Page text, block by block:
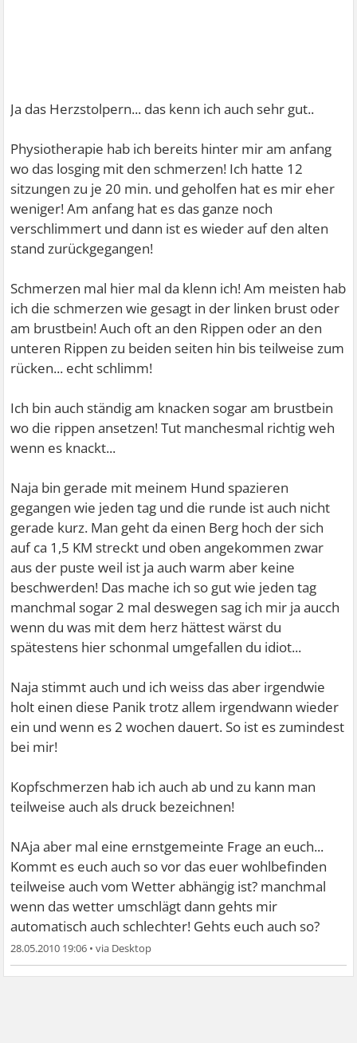
Ja das Herzstolpern... das kenn ich auch sehr gut..
Physiotherapie hab ich bereits hinter mir am anfang
wo das losging mit den schmerzen! Ich hatte 12
sitzungen zu je 20 min. und geholfen hat es mir eher
weniger! Am anfang hat es das ganze noch
verschlimmert und dann ist es wieder auf den alten
stand zurückgegangen!
Schmerzen mal hier mal da klenn ich! Am meisten hab
ich die schmerzen wie gesagt in der linken brust oder
am brustbein! Auch oft an den Rippen oder an den
unteren Rippen zu beiden seiten hin bis teilweise zum
rücken... echt schlimm!
Ich bin auch ständig am knacken sogar am brustbein
wo die rippen ansetzen! Tut manchesmal richtig weh
wenn es knackt...
Naja bin gerade mit meinem Hund spazieren
gegangen wie jeden tag und die runde ist auch nicht
gerade kurz. Man geht da einen Berg hoch der sich
auf ca 1,5 KM streckt und oben angekommen zwar
aus der puste weil ist ja auch warm aber keine
beschwerden! Das mache ich so gut wie jeden tag
manchmal sogar 2 mal deswegen sag ich mir ja aucch
wenn du was mit dem herz hättest wärst du
spätestens hier schonmal umgefallen du idiot...
Naja stimmt auch und ich weiss das aber irgendwie
holt einen diese Panik trotz allem irgendwann wieder
ein und wenn es 2 wochen dauert. So ist es zumindest
bei mir!
Kopfschmerzen hab ich auch ab und zu kann man
teilweise auch als druck bezeichnen!
NAja aber mal eine ernstgemeinte Frage an euch...
Kommt es euch auch so vor das euer wohlbefinden
teilweise auch vom Wetter abhängig ist? manchmal
wenn das wetter umschlägt dann gehts mir
automatisch auch schlechter! Gehts euch auch so?
28.05.2010 19:06 •